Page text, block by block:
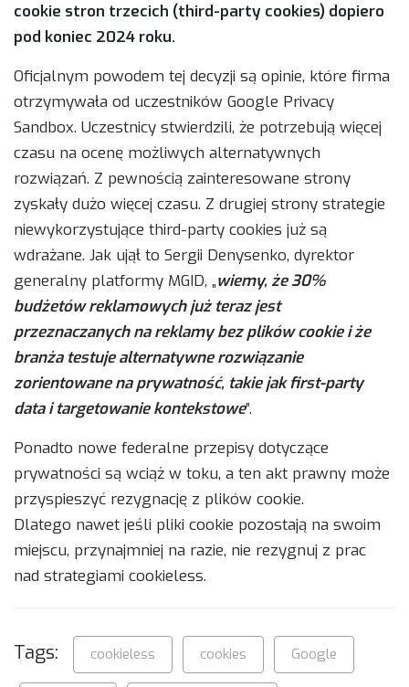
cookie stron trzecich (third-party cookies) dopiero
pod koniec 2024 roku.
Oficjalnym powodem tej decyzji są opinie, które firma
otrzymywała od uczestników Google Privacy
Sandbox. Uczestnicy stwierdzili, że potrzebują więcej
czasu na ocenę możliwych alternatywnych
rozwiązań. Z pewnością zainteresowane strony
zyskały dużo więcej czasu. Z drugiej strony strategie
niewykorzystujące third-party cookies już są
wdrażane. Jak ujął to Sergii Denysenko, dyrektor
generalny platformy MGID, „wiemy, że 30%
budżetów reklamowych już teraz jest
przeznaczanych na reklamy bez plików cookie i że
branża testuje alternatywne rozwiązanie
zorientowane na prywatność, takie jak first-party
data i targetowanie kontekstowe”.
Ponadto nowe federalne przepisy dotyczące
prywatności są wciąż w toku, a ten akt prawny może
przyspieszyć rezygnację z plików cookie.
Dlatego nawet jeśli pliki cookie pozostają na swoim
miejscu, przynajmniej na razie, nie rezygnuj z prac
nad strategiami cookieless.
Tags: cookieless cookies Google